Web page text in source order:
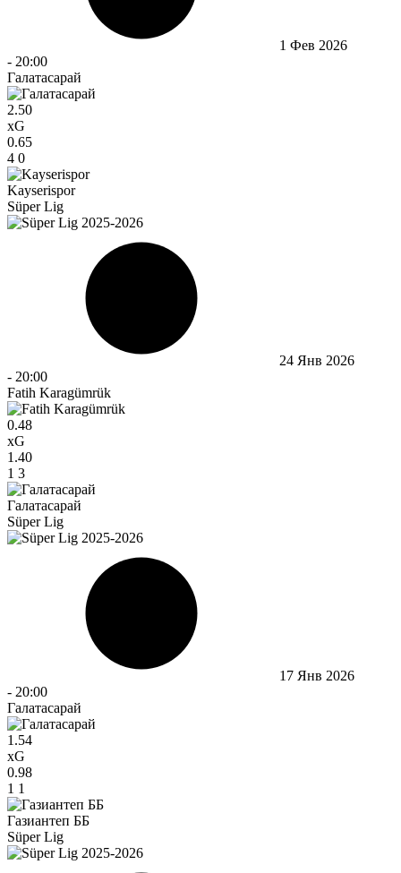
1 Фев 2026
- 20:00
Галатасарай
2.50
xG
0.65
4 0
Kayserispor
Süper Lig
24 Янв 2026
- 20:00
Fatih Karagümrük
0.48
xG
1.40
1 3
Галатасарай
Süper Lig
17 Янв 2026
- 20:00
Галатасарай
1.54
xG
0.98
1 1
Газиантеп ББ
Süper Lig